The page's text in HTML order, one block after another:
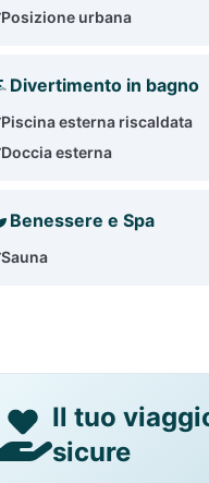
Posizione urbana
Divertimento in bagno
Piscina esterna riscaldata
Doccia esterna
Benessere e Spa
Sauna
Il tuo
sicure